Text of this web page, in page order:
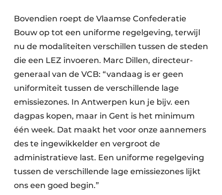
Bovendien roept de Vlaamse Confederatie
Bouw op tot een uniforme regelgeving, terwijl
nu de modaliteiten verschillen tussen de steden
die een LEZ invoeren. Marc Dillen, directeur-
generaal van de VCB: “vandaag is er geen
uniformiteit tussen de verschillende lage
emissiezones. In Antwerpen kun je bijv. een
dagpas kopen, maar in Gent is het minimum
één week. Dat maakt het voor onze aannemers
des te ingewikkelder en vergroot de
administratieve last. Een uniforme regelgeving
tussen de verschillende lage emissiezones lijkt
ons een goed begin.”